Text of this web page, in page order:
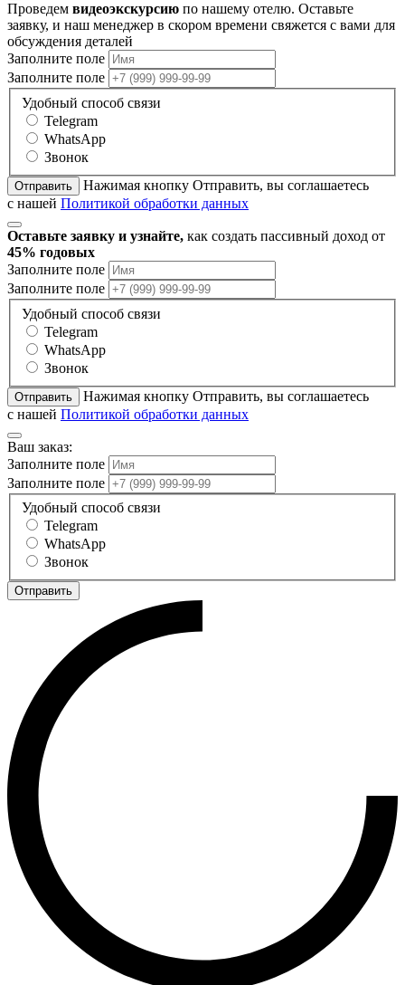
Проведем видеоэкскурсию по нашему отелю. Оставьте
заявку, и наш менеджер в скором времени свяжется с вами для
обсуждения деталей
Заполните поле
Заполните поле
Удобный способ связи
Telegram
WhatsApp
Звонок
Отправить
Нажимая кнопку Отправить, вы соглашаетесь
с нашей Политикой обработки данных
Оставьте заявку и узнайте, как создать пассивный доход от
45% годовых
Заполните поле
Заполните поле
Удобный способ связи
Telegram
WhatsApp
Звонок
Отправить
Нажимая кнопку Отправить, вы соглашаетесь
с нашей Политикой обработки данных
Ваш заказ:
Заполните поле
Заполните поле
Удобный способ связи
Telegram
WhatsApp
Звонок
Отправить